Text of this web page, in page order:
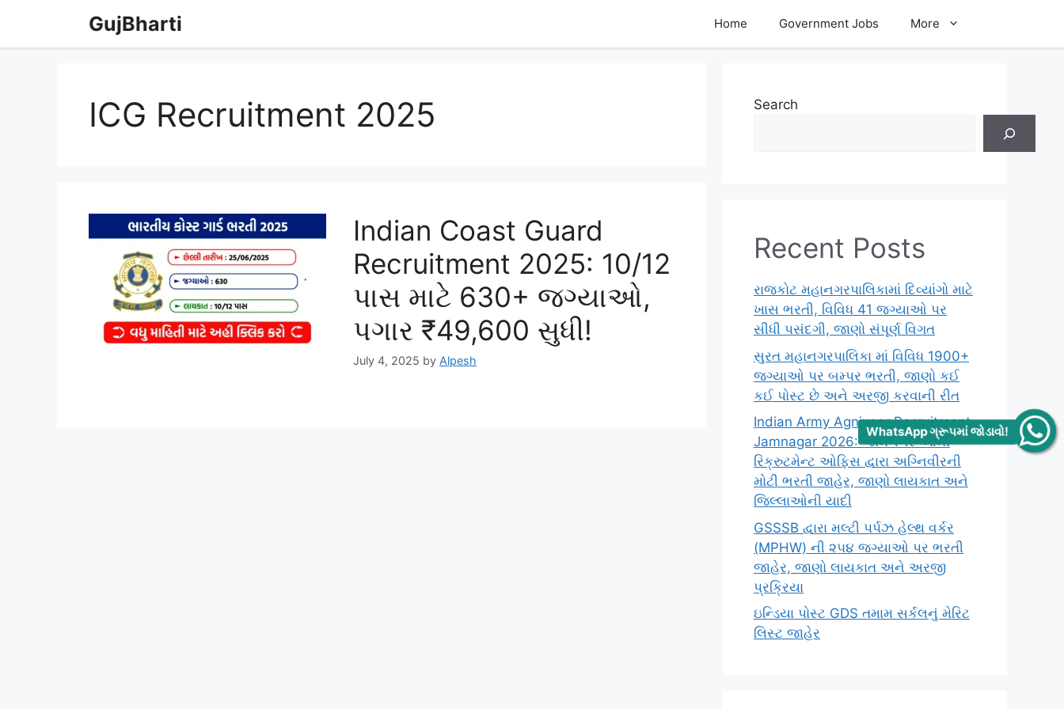
content
GujBharti Home Government Jobs More
ICG Recruitment 2025
Indian Coast Guard
Recruitment 2025: 10/12
પાસ માટે 630+ જગ્યાઓ,
પગાર ₹49,600 સુધી!
July 4, 2025 by Alpesh
Search
Recent Posts
રાજકોટ મહાનગરપાલિકામાં દિવ્યાંગો માટે
ખાસ ભરતી, વિવિધ 41 જગ્યાઓ પર
સીધી પસંદગી, જાણો સંપૂર્ણ વિગત
સુરત મહાનગરપાલિકા માં વિવિધ 1900+
જગ્યાઓ પર બમ્પર ભરતી, જાણો કઈ
કઈ પોસ્ટ છે અને અરજી કરવાની રીત
Indian Army Agniveer Recruitment
Jamnagar 2026: જામનગર આર્મી
રિક્રુટમેન્ટ ઓફિસ દ્વારા અગ્નિવીરની
મોટી ભરતી જાહેર, જાણો લાયકાત અને
જિલ્લાઓની યાદી
GSSSB દ્વારા મલ્ટી પર્પઝ હેલ્થ વર્કર
(MPHW) ની ૨૫૪ જગ્યાઓ પર ભરતી
જાહેર, જાણો લાયકાત અને અરજી
પ્રક્રિયા
ઇન્ડિયા પોસ્ટ GDS તમામ સર્કલનું મેરિટ
લિસ્ટ જાહેર
WhatsApp ગ્રૂપમાં જોડાવો!